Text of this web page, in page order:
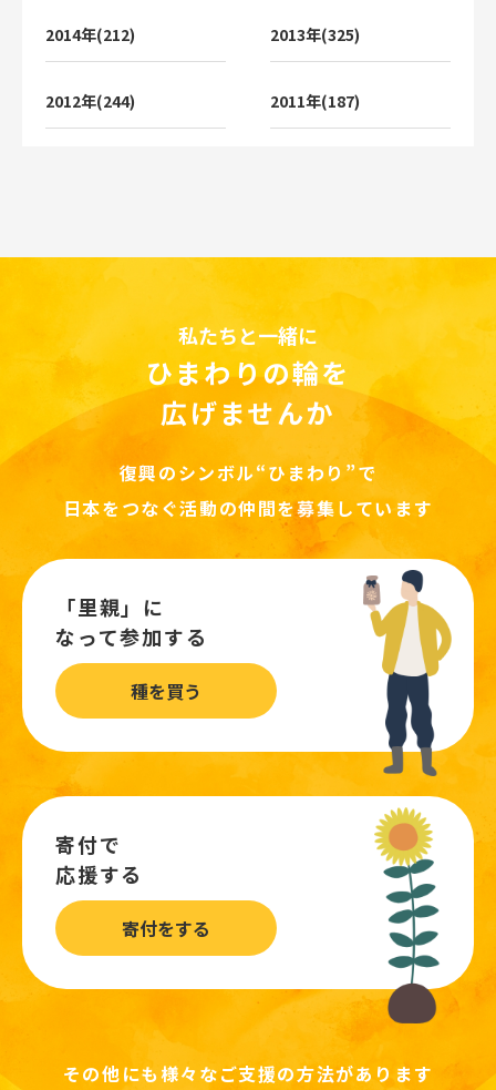
2014年(212) 2013年(325)
2012年(244) 2011年(187)
私たちと一緒に
ひまわりの輪を
広げませんか
復興のシンボル“ひまわり”で
日本をつなぐ活動の仲間を募集しています
「里親」に
なって参加する
種を買う
寄付で
応援する
寄付をする
その他にも様々なご支援の方法があります